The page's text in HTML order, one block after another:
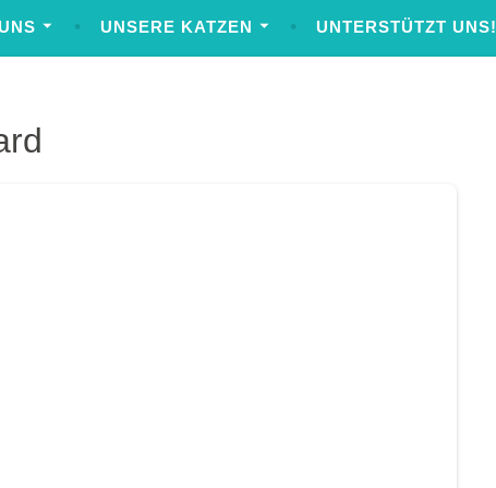
UNSERE KATZEN UNTERSTÜTZT UNS!